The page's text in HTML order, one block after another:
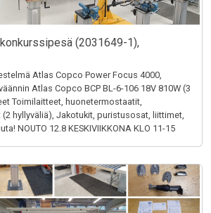
(2031649-1),
Atlas Copco Power Focus 4000,
Atlas Copco BCP BL-6-106 18V 810W (3
Toimilaitteet, huonetermostaatit,
hyllyväliä), Jakotukit, puristusosat, liittimet,
NOUTO 12.8 KESKIVIIKKONA KLO 11-15